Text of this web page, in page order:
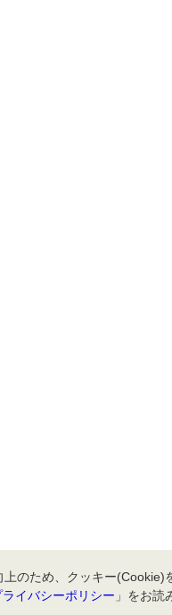
のため、クッキー
ライバシーポリシー 」をお読